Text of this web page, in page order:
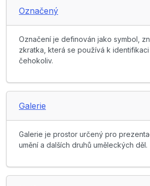
Označený
Označení je definován jako symbol,
zkratka, která se používá k
čehokoliv.
Galerie
Galerie je prostor určený pro
umění a dalších druhů uměleckých děl.